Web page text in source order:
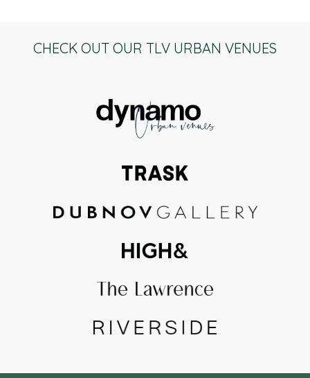
CHECK OUT OUR TLV URBAN VENUES